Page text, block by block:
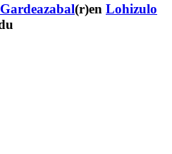
(r)en Lohizulo